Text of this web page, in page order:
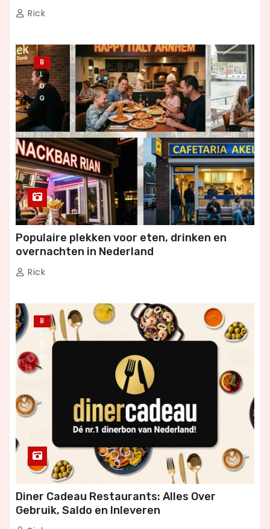
Rick
B
L
O
G
Populaire plekken voor eten, drinken en
overnachten in Nederland
Rick
B
L
O
G
Diner Cadeau Restaurants: Alles Over
Gebruik, Saldo en Inleveren